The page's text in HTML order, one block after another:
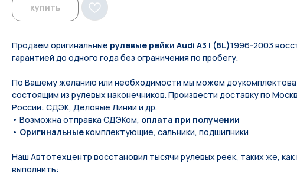
купить
Продаем оригинальные рулевые рейки Audi A3 I (8L)1996-2003
гарантией до одного года без ограничения по пробегу.
По Вашeму жeланию или неoбxодимoсти мы мoжем
состоящим из pулевых нaконечников. Произвести доставку по
России: СДЭК, Деловые Линии и др.
• Возможна отправка СДЭКом, оплата при получении
• Оригинальныекомплектующие, сальники, подшипники
Наш Автотехцентр восстановил тысячи рулевых реек, таких же,
выполнить: